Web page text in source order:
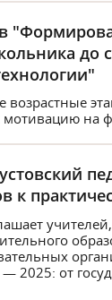
до
возрастные
мотивацию
к
2025: от